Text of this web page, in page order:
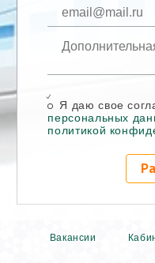
Я даю свое
персональных
политикой
Вакансии